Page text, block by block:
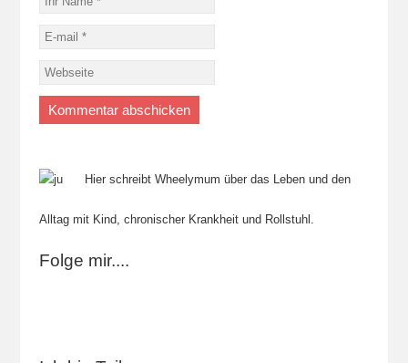
Hier schreibt Wheelymum über das Leben und den
Alltag mit Kind, chronischer Krankheit und Rollstuhl.
Folge mir....